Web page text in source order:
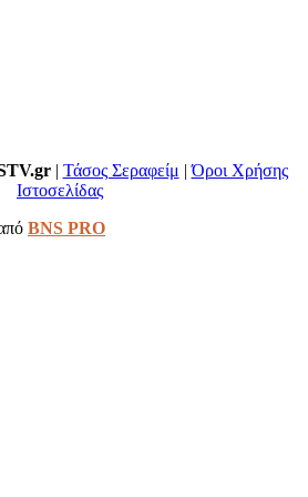
| Τάσος Σεραφείμ |Όροι Χρήσης
Ιστοσελίδας
BNS PRO